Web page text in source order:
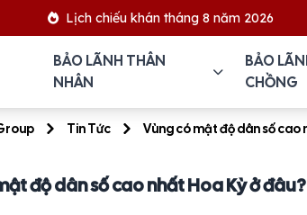
chiếu khán tháng 8 năm 2026
BẢO LÃNH THÂN
NHÂN
BẢO
CHỒNG
Tin Tức Vùng có mật độ dân số cao
độ dân số cao nhất Hoa Kỳ ở đâu?